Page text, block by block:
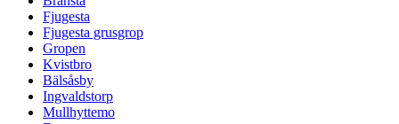
Fjugesta
Fjugesta grusgrop
Gropen
Kvistbro
Bälsåsby
Ingvaldstorp
Mullhyttemo